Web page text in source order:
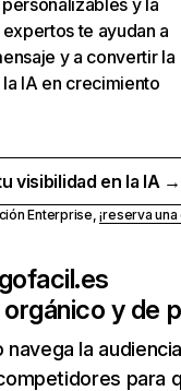
y la
te ayudan a
y a convertir la
IA en crecimiento
visibilidad en la IA →
Enterprise,¡reserva
y de
la
para